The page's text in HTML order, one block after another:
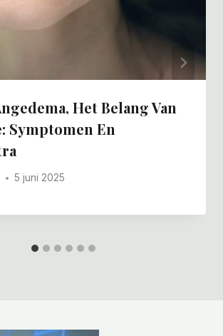
Het Belang Van
Symptomen En
5 juni 2025